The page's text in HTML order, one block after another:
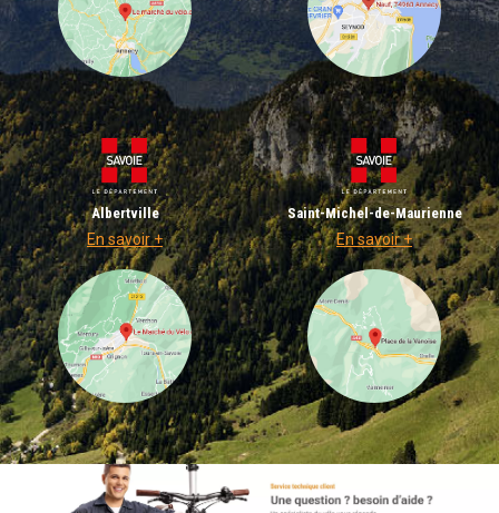
Albertville
En savoir +
Saint-Michel-de-Maurienne
En savoir +